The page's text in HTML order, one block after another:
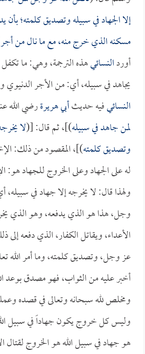
إلا الجهاد في سبيله وتصديق كلمته؛ بأن
مسكنه الذي خرج منه، مع ما نال من
أوردالنسائيهذه الترجمة، وهي: ما
يجاهد في سبيله، أي: من الأجر
النسائيفيه حديثأبي هريرةرضي الله
لمن جاهد في سبيله)]، ثم قال: [(لا
وتصديق كلمته)]، المقصود من ذلك:
له على الجهاد وعلى الخروج للجهاد
ولهذا قال: لا يخرجه إلا جهاد في
وجل، هذا هو الذي يدفعه، وهو الذي
الأعداء، ويقاتل الكفار، الذي دفعه
عز وجل، وتصديق كلمته، وما أمر الله
أخبر عليه من الثواب، فهو مصدق بوعد
ومخلص لله سبحانه وتعالى في قصده
وليس كل خروج يكون جهاداً في سبيل
هو جهاد في سبيل الله هو الخروج لقتال